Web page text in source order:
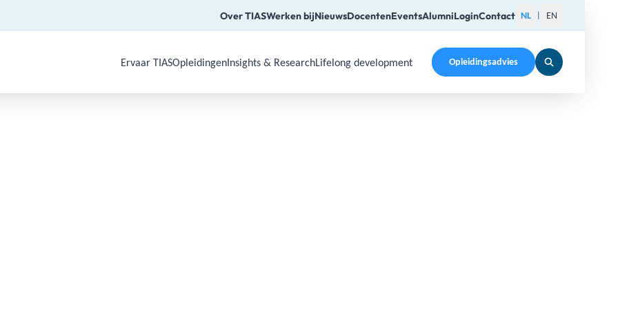
Over TIASWerken bijNieuwsDocentenEventsAlumniLoginContact NL EN
Use Arrow Down, Enter or Space to open a submenu. Use Arrow Up, Home, End to navigate items
Ervaar TIASOpleidingenInsights & ResearchLifelong development Opleidingsadvies